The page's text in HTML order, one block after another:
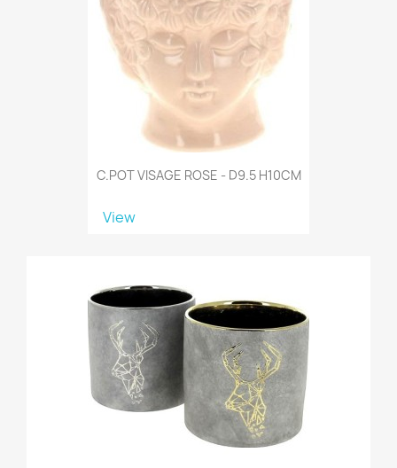
C.POT VISAGE ROSE - D9.5 H10CM
View